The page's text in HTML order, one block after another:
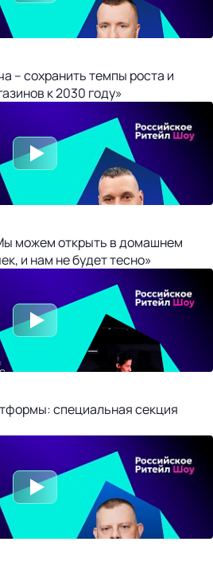
– сохранить темпы роста и
к 2030 году»
можем открыть в домашнем
и нам не будет тесно»
специальная секция